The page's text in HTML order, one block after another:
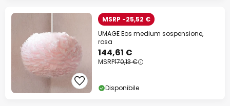
MSRP -25,52 €
UMAGE Eos medium sospensione,
rosa
144,61 €
MSRP170,13 €
Disponibile